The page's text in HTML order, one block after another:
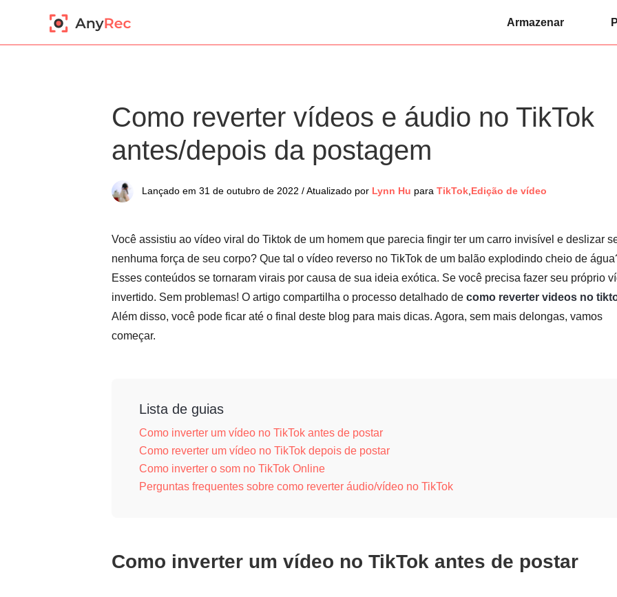
Armazenar
Como reverter vídeos e áudio no TikTok
antes/depois da postagem
Lançado em 31 de outubro de 2022 / Atualizado por Lynn Hu para TikTok,Edição de vídeo
Você assistiu ao vídeo viral do Tiktok de um homem que parecia fingir ter um carro invisível e deslizar
nenhuma força de seu corpo? Que tal o vídeo reverso no TikTok de um balão explodindo cheio de
Esses conteúdos se tornaram virais por causa de sua ideia exótica. Se você precisa fazer seu próprio
invertido. Sem problemas! O artigo compartilha o processo detalhado de como reverter videos no
Além disso, você pode ficar até o final deste blog para mais dicas. Agora, sem mais delongas, vamos
começar.
Lista de guias
Como inverter um vídeo no TikTok antes de postar
Como reverter um vídeo no TikTok depois de postar
Como inverter o som no TikTok Online
Perguntas frequentes sobre como reverter áudio/vídeo no TikTok
Como inverter um vídeo no TikTok antes de postar